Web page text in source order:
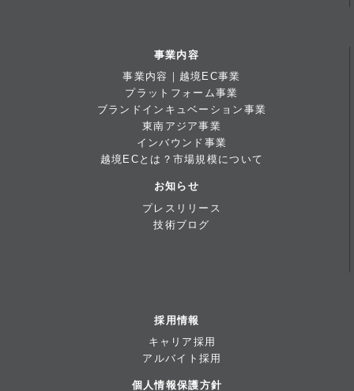
事業内容
事業内容｜越境EC事業
プラットフォーム事業
ブランドインキュベーション事業
東南アジア事業
インバウンド事業
越境ECとは？市場規模について
お知らせ
プレスリリース
技術ブログ
採用情報
キャリア採用
アルバイト採用
個人情報保護方針